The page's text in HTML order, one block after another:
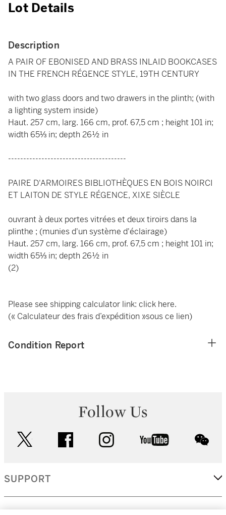
Lot Details
Description
A PAIR OF EBONISED AND BRASS INLAID BOOKCASES
IN THE FRENCH RÉGENCE STYLE, 19TH CENTURY
with two glass doors and two drawers in the plinth; (with
a lighting system inside)
Haut. 257 cm, larg. 166 cm, prof. 67,5 cm ; height 101 in;
width 65⅓ in; depth 26½ in
---------------------------------------
PAIRE D'ARMOIRES BIBLIOTHÈQUES EN BOIS NOIRCI
ET LAITON DE STYLE RÉGENCE, XIXE SIÈCLE
ouvrant à deux portes vitrées et deux tiroirs dans la
plinthe ; (munies d'un système d'éclairage)
Haut. 257 cm, larg. 166 cm, prof. 67,5 cm ; height 101 in;
width 65⅓ in; depth 26½ in
(2)
Please see shipping calculator link: click here.
(« Calculateur des frais d’expédition »sous ce lien)
Condition Report
Follow Us
facebook instagram youtube
SUPPORT